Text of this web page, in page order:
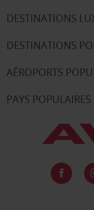
DESTINATIONS
DESTINATIONS
AÉROPORTS
PAYS POPULAIRES